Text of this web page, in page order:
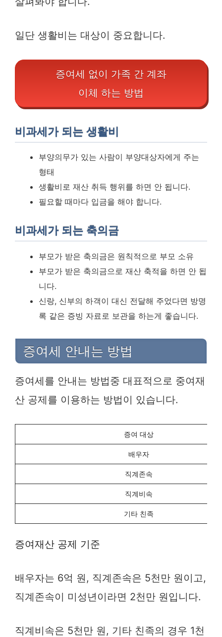
일단 생활비는 대상이 중요합니다.
증여세 없이 가족 간 계좌
이체 하는 방법
비과세가 되는 생활비
부양의무가 있는 사람이 부양대상자에게 주는
형태
생활비로 재산 취득 행위를 하면 안 됩니다.
필요할 때마다 입금을 해야 합니다.
비과세가 되는 축의금
부모가 받은 축의금은 원칙적으로 부모 소유
부모가 받은 축의금으로 재산 축적을 하면 안 됩
니다.
신랑, 신부의 하객이 대신 전달해 주었다면 방명
록 같은 증빙 자료로 보관을 하는게 좋습니다.
증여세 안내는 방법
증여세를 안내는 방법중 대표적으로 중여재
산 공제를 이용하는 방법이 있습니다.
증여 대상
배우자
직계존속
직계비속
기타 친족
증여재산 공제 기준
배우자는 6억 원, 직계존속은 5천만 원이고,
직계존속이 미성년이라면 2천만 원입니다.
직계비속은 5천만 원, 기타 친족의 경우 1천